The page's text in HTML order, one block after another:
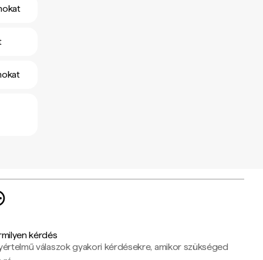
kérdés
válaszok gyakori kérdésekre, amikor szükséged